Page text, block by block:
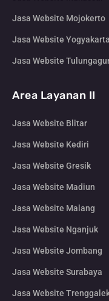
Jasa Website Mojokerto
Jasa Website Yogyakarta
Jasa Website
Area Layanan II
Jasa Website Blitar
Jasa Website Kediri
Jasa Website Gresik
Jasa Website Madiun
Jasa Website Malang
Jasa Website Nganjuk
Jasa Website Jombang
Jasa Website Surabaya
Jasa Website